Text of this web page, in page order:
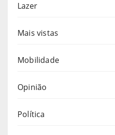
Lazer
Mais vistas
Mobilidade
Opinião
Política